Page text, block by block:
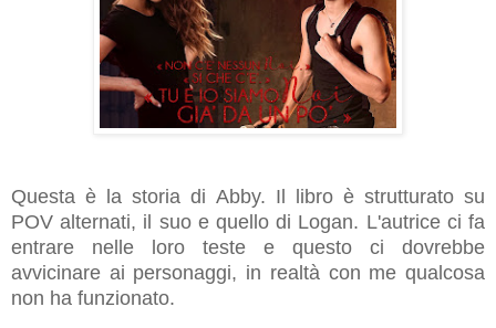
Questa è la storia di Abby. Il libro è strutturato su
POV alternati, il suo e quello di Logan. L'autrice ci fa
entrare nelle loro teste e questo ci dovrebbe
avvicinare ai personaggi, in realtà con me qualcosa
non ha funzionato.